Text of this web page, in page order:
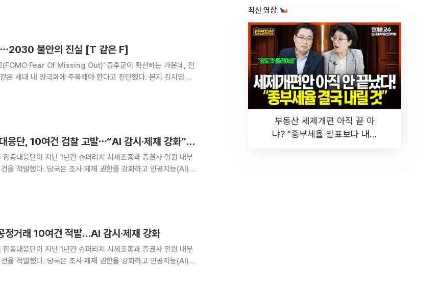
불안의 진실 [T 같은 F]
(FOMO·Fear Of Missing Out)' 증후군이 확산하는 가운데, 전
내 양극화에 주목해야 한다고 진단했다. 본지 김지영 기
자산
‘출범 1년’ 주가조작 합동대응단, 10여건 검찰 고발⋯“AI 감시·제재 강화”[종합]
동대응단이 지난 1년간 슈퍼리치 시세조종과 증권사 임원 내부
을 적발했다. 당국은 조사·제재 권한을 강화하고 인공지능(AI)
조작 근절 합동대응단 1주년
정거래 10여건 적발…AI 감시·제재 강화
동대응단이 지난 1년간 슈퍼리치 시세조종과 증권사 임원 내부
을 적발했다. 당국은 조사·제재 권한을 강화하고 인공지능(AI)
조작 근절 합동대응단 1주년
최신 영상
부동산 세제개편 아직 끝 아
냐? "종부세율 발표보다 내릴